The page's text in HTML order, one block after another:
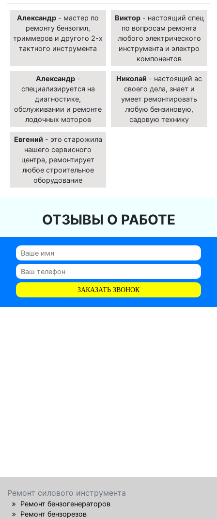
Александр - мастер по
ремонту бензопил,
триммеров и другого 2-х
тактного инструмента
Виктор- настоящий спец
по вопросам ремонта
любого электрического
инструмента и электро
компонентов
Александр-
специализируется на
диагностике,
обслуживании и ремонте
лодочных моторов
Николай - настоящий ас
своего дела, знает и
умеет ремонтировать
любую бензиновую,
садовую технику
Евгений - это старожила
нашего сервисного
центра, ремонтирует
любое строительное
оборудование
ОТЗЫВЫ О РАБОТЕ
ЗАКАЗАТЬ ЗВОНОК
Ремонт силового инструмента
Ремонт бензогенераторов
Ремонт бензорезов